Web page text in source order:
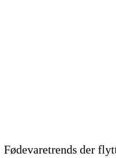
Fødevaretrends der